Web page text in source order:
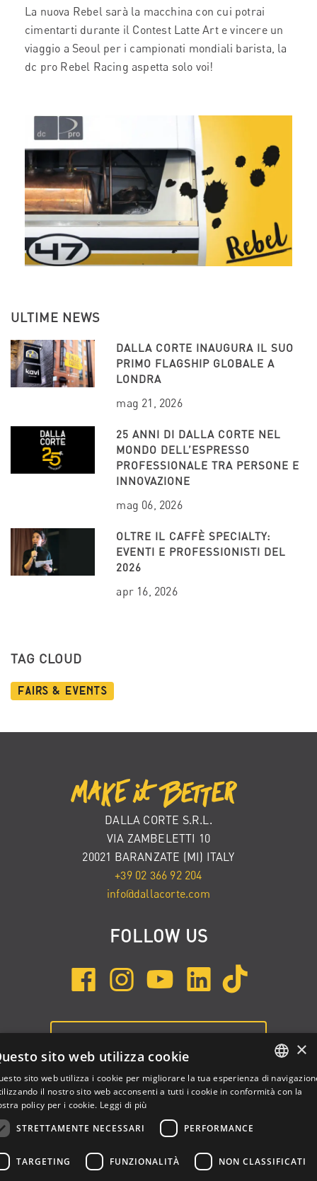
La nuova Rebel sarà la macchina con cui potrai
cimentarti durante il Contest Latte Art e vincere un
viaggio a Seoul per i campionati mondiali barista, la
dc pro Rebel Racing aspetta solo voi!
ULTIME NEWS
DALLA CORTE INAUGURA IL SUO
PRIMO FLAGSHIP GLOBALE A
LONDRA
mag 21, 2026
25 ANNI DI DALLA CORTE NEL
MONDO DELL’ESPRESSO
PROFESSIONALE TRA PERSONE E
INNOVAZIONE
mag 06, 2026
OLTRE IL CAFFÈ SPECIALTY:
EVENTI E PROFESSIONISTI DEL
2026
apr 16, 2026
TAG CLOUD
Fairs & Events
DALLA CORTE S.R.L.
VIA ZAMBELETTI 10
20021 BARANZATE (MI) ITALY
+39 02 366 92 204
info@dallacorte.com
FOLLOW US
ENGLISH
×
sito web utilizza cookie
sito web utilizza i cookie per migliorare la tua esperienza di
il nostro sito web acconsenti a tutti i cookie in conformità con la
policy per i cookie. Leggi di più
STRETTAMENTE NECESSARI
PERFORMANCE
TARGETING FUNZIONALITÀ NON CLASSIFICATI